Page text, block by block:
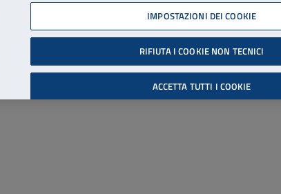
06 45539607
Accessibilità
Cerca
IMPOSTAZIONI DEI COOKIE
RIFIUTA I COOKIE NON TECNICI
ACCETTA TUTTI I COOKIE